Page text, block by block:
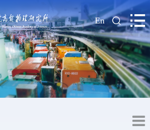
| En